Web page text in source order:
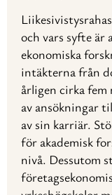
och vars syfte är
ekonomiska
intäkterna från
årligen cirka
av ansökningar
av sin karriär.
för akademisk
nivå. Dessutom